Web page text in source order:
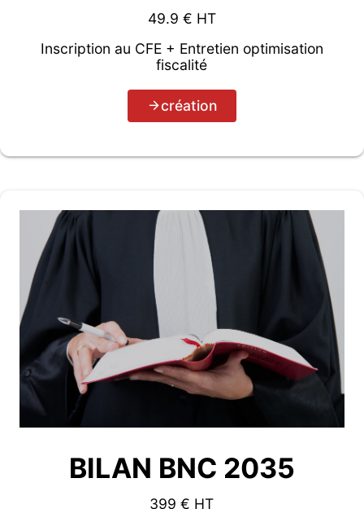
49.9 € HT
Inscription au CFE + Entretien optimisation
fiscalité
création
BILAN BNC 2035
399 € HT